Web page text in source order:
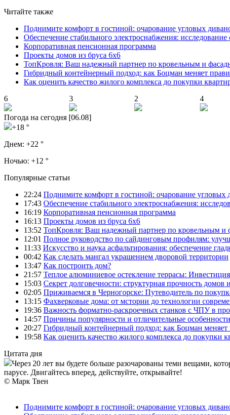
Читайте также
Поднимите комфорт в гостиной: очарование угловых
Обеспечение стабильного электроснабжения:
Корпоративная пенсионная программа
Проекты домов из бруса 6х6
ТопКровля: Ваш надежный партнер по кровельным и
Гибридный контейнерный подход: как Боцман меняет
Как оценить качество жилого комплекса до покупки
6
3 2 4
Погода на сегодня [06.08]
+18 °
Днем: +22 °
Ночью: +12 °
Популярные статьи
22:24 Поднимите комфорт в гостиной: очарование угловых
17:43 Обеспечение стабильного электроснабжения:
16:19 Корпоративная пенсионная программа
16:13 Проекты домов из бруса 6х6
13:52 ТопКровля: Ваш надежный партнер по кровельным и
12:01 Полное руководство по сайдинговым профилям:
11:33 Искусство и наука асфальтирования: обеспечение
00:42 Как сделать мангал украшением дворовой территории
13:47 Как построить дом?
21:57 Теплое алюминиевое остекление террасы:
15:03 Секрет долговечности: структурная прочность домов
02:05 Приживаемся в Черногорске: Путеводитель по
13:15 Фахверковые дома: от мстории до технологии
19:36 Важность форматно-раскроечных станков с ЧПУ в
14:57 Причины популярности и отличительные
20:27 Гибридный контейнерный подход: как Боцман меняет
19:58 Как оценить качество жилого комплекса до покупки
Цитата дня
Через 20 лет вы будете больше разочарованы теми вещами,
парусе. Двигайтесь вперед, действуйте, открывайте!
© Марк Твен
Поднимите комфорт в гостиной: очарование угловых